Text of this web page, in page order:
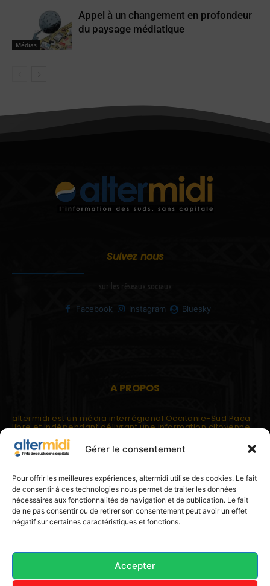
Gérer le consentement
Pour offrir les meilleures expériences, altermidi utilise des cookies. Le fait
de consentir à ces technologies nous permet de traiter les données
nécessaires aux fonctionnalités de navigation et de publication. Le fait
de ne pas consentir ou de retirer son consentement peut avoir un effet
négatif sur certaines caractéristiques et fonctions.
Accepter
Médias
Appel à un changement en profondeur
du paysage médiatique
Suivez nous
sur les réseaux sociaux
Facebook Instagram Bluesky
A PROPOS
altermidi est un média interrégional Occitanie-Sud Paca
libre et indépendant délivrant une information citoyenne
altermidi est ouvert sur les suds, la méditerranée,
l'europe.
altermidi aborde des thématiques globales évaluées à
partir des constats de terrain ou d'analyses à l'échelon
local.
altermidi c'est l'information capitale, sans capitale.